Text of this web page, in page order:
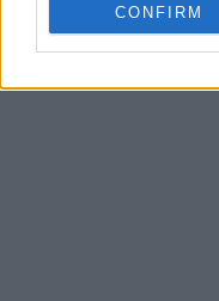
CONFIRM